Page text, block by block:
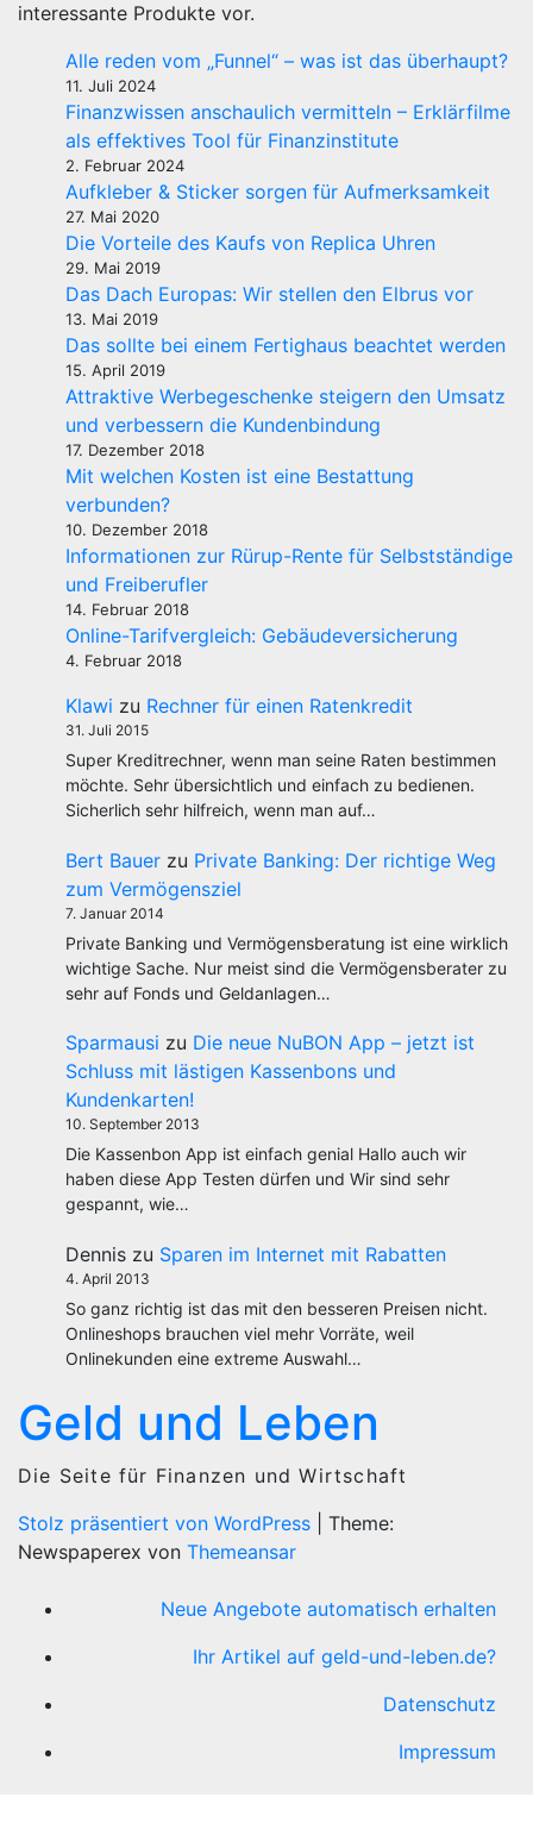
interessante Produkte vor.
Alle reden vom „Funnel“ – was ist das überhaupt?
11. Juli 2024
Finanzwissen anschaulich vermitteln – Erklärfilme
als effektives Tool für Finanzinstitute
2. Februar 2024
Aufkleber & Sticker sorgen für Aufmerksamkeit
27. Mai 2020
Die Vorteile des Kaufs von Replica Uhren
29. Mai 2019
Das Dach Europas: Wir stellen den Elbrus vor
13. Mai 2019
Das sollte bei einem Fertighaus beachtet werden
15. April 2019
Attraktive Werbegeschenke steigern den Umsatz
und verbessern die Kundenbindung
17. Dezember 2018
Mit welchen Kosten ist eine Bestattung
verbunden?
10. Dezember 2018
Informationen zur Rürup-Rente für Selbstständige
und Freiberufler
14. Februar 2018
Online-Tarifvergleich: Gebäudeversicherung
4. Februar 2018
Klawi zu Rechner für einen Ratenkredit
31. Juli 2015
Super Kreditrechner, wenn man seine Raten bestimmen
möchte. Sehr übersichtlich und einfach zu bedienen.
Sicherlich sehr hilfreich, wenn man auf…
Bert Bauer zu Private Banking: Der richtige Weg
zum Vermögensziel
7. Januar 2014
Private Banking und Vermögensberatung ist eine wirklich
wichtige Sache. Nur meist sind die Vermögensberater zu
sehr auf Fonds und Geldanlagen…
Sparmausi zu Die neue NuBON App – jetzt ist
Schluss mit lästigen Kassenbons und
Kundenkarten!
10. September 2013
Die Kassenbon App ist einfach genial Hallo auch wir
haben diese App Testen dürfen und Wir sind sehr
gespannt, wie…
Dennis zu Sparen im Internet mit Rabatten
4. April 2013
So ganz richtig ist das mit den besseren Preisen nicht.
Onlineshops brauchen viel mehr Vorräte, weil
Onlinekunden eine extreme Auswahl…
Geld und Leben
Die Seite für Finanzen und Wirtschaft
Stolz präsentiert von WordPress
Theme:
Newspaperex von Themeansar
Neue Angebote automatisch erhalten
Ihr Artikel auf geld-und-leben.de?
Datenschutz
Impressum